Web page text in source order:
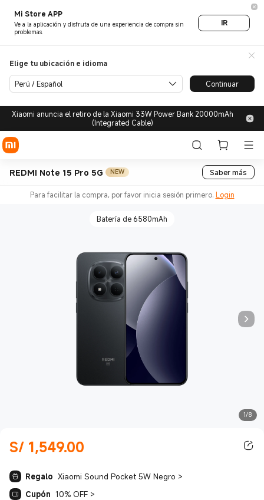
Mi Store APP
Ve a la aplicación y disfruta de una experiencia de compra sin
problemas.
IR
Elige tu ubicación e idioma
Perú / Español Continuar
Xiaomi anuncia el retiro de la Xiaomi 33W Power Bank 20000mAh
(Integrated Cable)
REDMI Note 15 Pro 5G NEW Saber más
Para facilitar la compra, por favor inicia sesión primero. Login
1/8
Batería de 6580mAh
S/ 1,549.00
Current Price S/ 1549.00
Regalo Xiaomi Sound Pocket 5W Negro >
Cupón 10% OFF >